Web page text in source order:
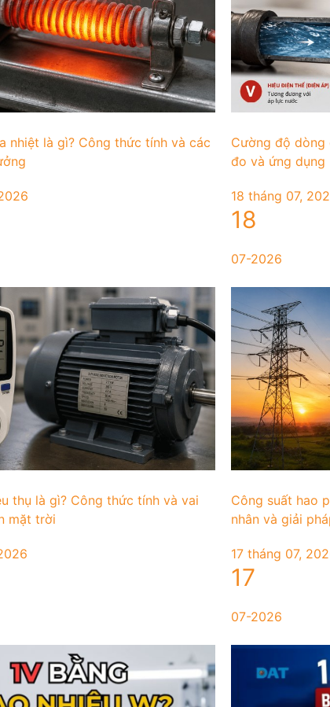
nhiệt là gì? Công thức tính và các
Cường độ dòng
đo và ứng dụng
18 tháng 07,
18
07-2026
thụ là gì? Công thức tính và vai
mặt trời
Công suất hao
nhân và giải
17 tháng 07,
17
07-2026